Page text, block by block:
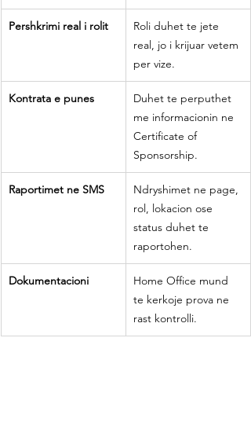
Pershkrimi real i rolit
Roli duhet te jete
real, jo i krijuar vetem
per vize.
Kontrata e punes
Duhet te perputhet
me informacionin ne
Certificate of
Sponsorship.
Raportimet ne SMS
Ndryshimet ne page,
rol, lokacion ose
status duhet te
raportohen.
Dokumentacioni
Home Office mund
te kerkoje prova ne
rast kontrolli.